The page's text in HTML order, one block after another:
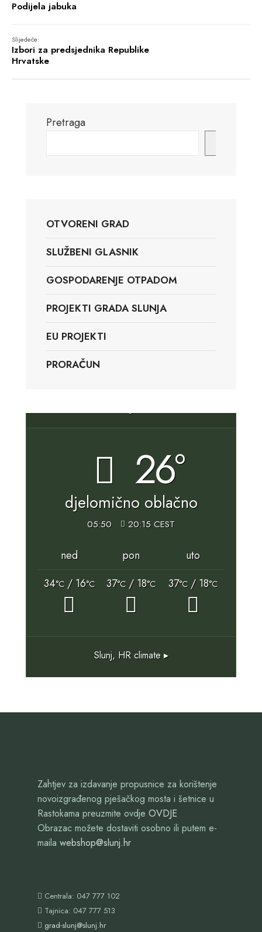
Podijela jabuka
Slijedeće:
Izbori za predsjednika Republike
Hrvatske
Pretraga
OTVORENI GRAD
SLUŽBENI GLASNIK
GOSPODARENJE OTPADOM
PROJEKTI GRADA SLUNJA
EU PROJEKTI
PRORAČUN
26°
djelomično oblačno
05:50 20:15 CEST
ned pon
uto
34°C/ 16°C 37°C / 18°C 37°C / 18°C
Slunj, HRclimate ▸
Zahtjev za izdavanje propusnice za korištenje
novoizgrađenog pješačkog mosta i šetnice u
Rastokama preuzmite ovdje OVDJE
Obrazac možete dostaviti osobno ili putem e-
maila webshop@slunj.hr
Centrala: 047 777 102
Tajnica: 047 777 513
grad-slunj@slunj.hr